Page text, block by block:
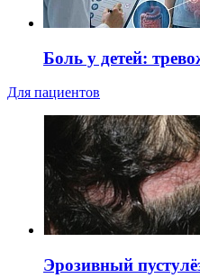
Боль у детей:
Для пациентов
Эрозивный